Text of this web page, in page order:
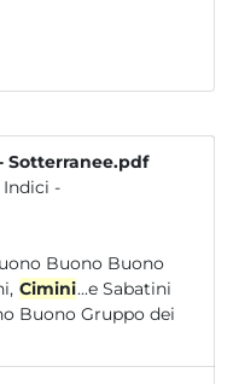
Sotterranee.pdf
Indici -
Cimini...e Sabatini